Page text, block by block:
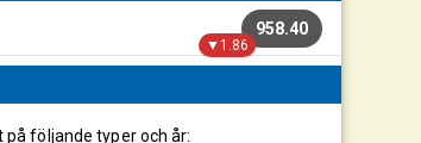
958.40
▼1.86
följande typer och år: